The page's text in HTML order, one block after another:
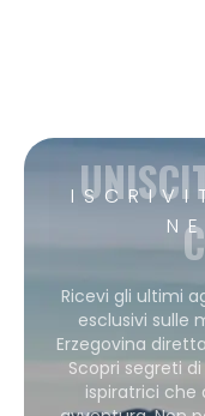
Ricevi gli ultimi
esclusivi sulle
Erzegovina
Scopri segreti
ispiratrici che